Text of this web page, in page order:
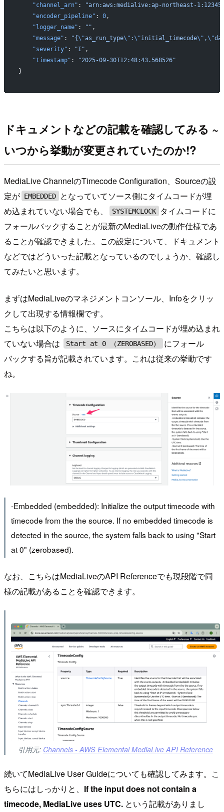
    "channel_arn"
:
"arn:aws:medialive:ap-northeast-
    "encoder_pipeline"
: 0,
    "logger_name"
: "" ,
    "message"
: "{\"as_run_type\" :\"initial_timecode\" ,\"
    "severity"
: "I" ,
    "timestamp"
:
"2025-09-30T12:48:43.568526"
}
ドキュメントなどの記載を確認してみる ~
いつから挙動が変更されていたのか!?
MediaLive ChannelのTimecode Configuration、Sourceの設
定が EMBEDDED
となっていてソース側にタイムコードが埋
め込まれていない場合でも、
SYSTEMCLOCK
タイムコードに
フォールバックすることが最新のMediaLiveの動作仕様であ
ることが確認できました。この設定について、ドキュメント
などではどういった記載となっているのでしょうか、確認し
てみたいと思います。
まずはMediaLiveのマネジメントコンソール、Infoをクリッ
クして出現する情報欄です。
こちらは以下のように、ソースにタイムコードが埋め込まれ
ていない場合は
Start at 0 （ZEROBASED）
にフォール
バックする旨が記載されています。これは従来の挙動です
ね。
-Embedded (embedded): Initialize the output timecode with
timecode from the the source. If no embedded timecode is
detected in the source, the system falls back to using "Start
at 0" (zerobased).
なお、こちらはMediaLiveのAPI Referenceでも現段階で同
様の記載があることを確認できます。
引用元: Channels - AWS Elemental MediaLive API Reference
続いてMediaLive User Guideについても確認してみます。こ
ちらにはしっかりと、 If the input does not contain a
timecode, MediaLive uses UTC. という記載がありまし